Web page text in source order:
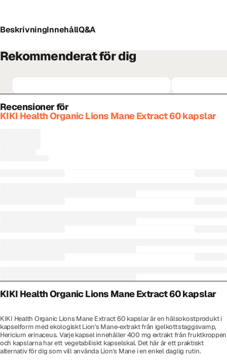
BeskrivningInnehållQ&A
Rekommenderat för dig
Recensioner för
KIKI Health Organic Lions Mane Extract 60 kapslar
KIKI Health Organic Lions Mane Extract 60 kapslar
KIKI Health Organic Lions Mane Extract 60 kapslar är en hälsokostprodukt i
kapselform med ekologiskt Lion's Mane-extrakt från igelkottstaggsvamp,
Hericium erinaceus. Varje kapsel innehåller 400 mg extrakt från fruktkroppen
och kapslarna har ett vegetabiliskt kapselskal. Det här är ett praktiskt
alternativ för dig som vill använda Lion's Mane i en enkel daglig rutin.